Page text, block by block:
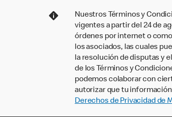
Nuestros Términos y
vigentes a partir del 24 de
órdenes por internet o
los asociados, las cuales
la resolución de disputas y
de los Términos y
podemos colaborar con
autorizar que tu
Derechos de Privacidad de